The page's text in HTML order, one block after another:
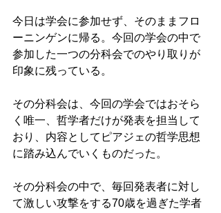
今日は学会に参加せず、そのままフロ
ーニンゲンに帰る。今回の学会の中で
参加した一つの分科会でのやり取りが
印象に残っている。
その分科会は、今回の学会ではおそら
く唯一、哲学者だけが発表を担当して
おり、内容としてピアジェの哲学思想
に踏み込んでいくものだった。
その分科会の中で、毎回発表者に対し
て激しい攻撃をする70歳を過ぎた学者